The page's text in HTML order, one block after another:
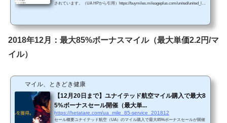
されています。（UA HPから引用）https://buymiles.mileageplus.com/united/united_lan
り返し行われました」というエラーが生じてしまったら、以下の方法を試してみて
下さい。 単価購入マイルによってボーナス割合が変わります。・5,000～25,000マイ
2018年12月：最大85%ボーナスマイル（最大単価2.2円/マ
イル）
マイル、ときどき健康
【12月20日まで】ユナイテッド航空マイル購入で最大8
5%ボーナスセール開催（最大単...
https://hetatare.com/ua_mile_85-service_201812
セール概要ユナイテッド航空（UA）のマイル購入で最大85%ボーナスセールが開催